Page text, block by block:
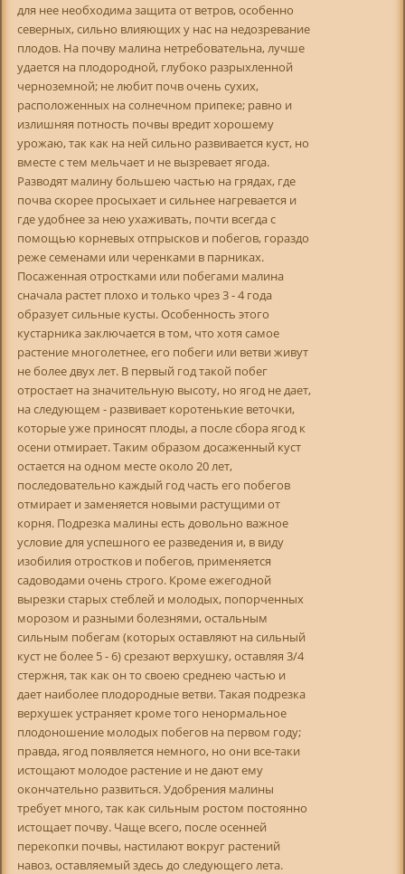
для нее необходима защита от ветров, особенно
северных, сильно влияющих у нас на недозревание
плодов. На почву малина нетребовательна, лучше
удается на плодородной, глубоко разрыхленной
черноземной; не любит почв очень сухих,
расположенных на солнечном припеке; равно и
излишняя потность почвы вредит хорошему
урожаю, так как на ней сильно развивается куст, но
вместе с тем мельчает и не вызревает ягода.
Разводят малину большею частью на грядах, где
почва скорее просыхает и сильнее нагревается и
где удобнее за нею ухаживать, почти всегда с
помощью корневых отпрысков и побегов, гораздо
реже семенами или черенками в парниках.
Посаженная отростками или побегами малина
сначала растет плохо и только чрез 3 - 4 года
образует сильные кусты. Особенность этого
кустарника заключается в том, что хотя самое
растение многолетнее, его побеги или ветви живут
не более двух лет. В первый год такой побег
отростает на значительную высоту, но ягод не дает,
на следующем - развивает коротенькие веточки,
которые уже приносят плоды, а после сбора ягод к
осени отмирает. Таким образом досаженный куст
остается на одном месте около 20 лет,
последовательно каждый год часть его побегов
отмирает и заменяется новыми растущими от
корня. Подрезка малины есть довольно важное
условие для успешного ее разведения и, в виду
изобилия отростков и побегов, применяется
садоводами очень строго. Кроме ежегодной
вырезки старых стеблей и молодых, попорченных
морозом и разными болезнями, остальным
сильным побегам (которых оставляют на сильный
куст не более 5 - 6) срезают верхушку, оставляя 3/4
стержня, так как он то своею среднею частью и
дает наиболее плодородные ветви. Такая подрезка
верхушек устраняет кроме того ненормальное
плодоношение молодых побегов на первом году;
правда, ягод появляется немного, но они все-таки
истощают молодое растение и не дают ему
окончательно развиться. Удобрения малины
требует много, так как сильным ростом постоянно
истощает почву. Чаще всего, после осенней
перекопки почвы, настилают вокруг растений
навоз, оставляемый здесь до следующего лета.